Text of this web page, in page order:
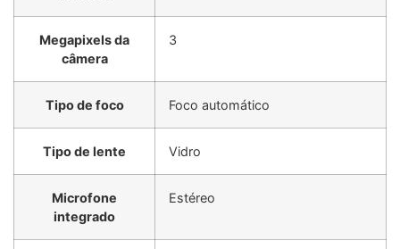
Megapixels da
câmera
3
Tipo de foco Foco automático
Tipo de lente Vidro
Microfone
integrado
Estéreo